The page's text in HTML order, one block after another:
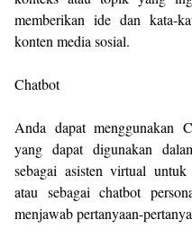
memberikan ide dan kata-
konten media sosial.
Chatbot
Anda dapat menggunakan
yang dapat digunakan
sebagai asisten virtual
atau sebagai chatbot
menjawab pertanyaan-